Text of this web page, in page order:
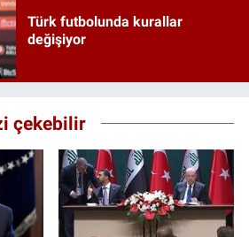
Türk futbolunda kurallar
değişiyor
çekebilir